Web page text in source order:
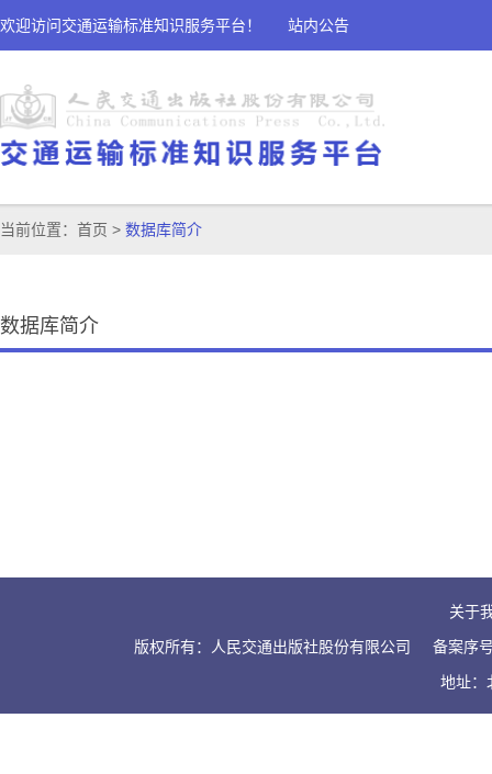
欢迎访问交通运输标准知识服务平台！ 站内公告
当前位置： 首页 > 数据库简介
数据库简介
关于
版权所有：人民交通出版社股份有限公司
备案序
地址：